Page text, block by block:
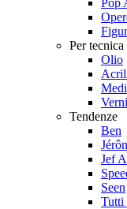
Per tecnica
Olio
Tendenze
Ben
Jef
Seen
Tutti